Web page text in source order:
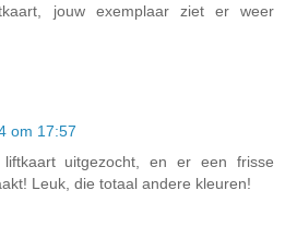
jouw exemplaar ziet er weer
om 17:57
uitgezocht, en er een frisse
Leuk, die totaal andere kleuren!